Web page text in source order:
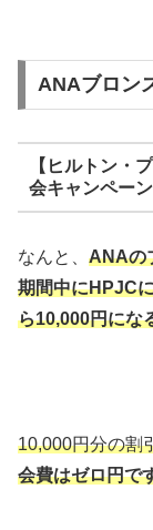
ANAブロン
【ヒルトン・
会キャンペーン
なんと、 ANAの
期間中にHPJC
ら10,000円にな
10,000円分の割
会費はゼロ円で